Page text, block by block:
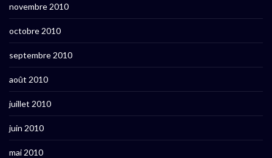
novembre 2010
octobre 2010
septembre 2010
août 2010
juillet 2010
juin 2010
mai 2010